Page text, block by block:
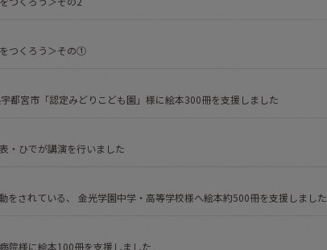
つくろう＞その①
都宮市「認定みどりこども園」様に絵本300冊を支援しました
・ひでが講演を行いました
をされている、 金光学園中学・高等学校様へ絵本約500冊を支援しました
院様に絵本100冊を支援しました